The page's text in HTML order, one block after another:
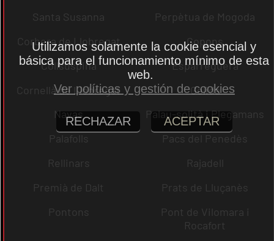
Santa Susanna
Perpètua de Mogoda
Corbera de Llobregat
Copons
Collsuspina
Esparreguera
Cornellà de Llobregat
Gelida
Navas
Palau-solità i Plegamans
Palafolls
Pacs del Penedès
Rellinars
Rajadell
Premià de Dalt
Prats de Lluçanès
Pontons
Pont de Vilomara i
Rocafort
Utilizamos solamente la cookie esencial y
básica para el funcionamiento mínimo de esta
web.
Ver políticas y gestión de cookies
RECHAZAR ACEPTAR